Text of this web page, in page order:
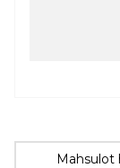
Mahsulot